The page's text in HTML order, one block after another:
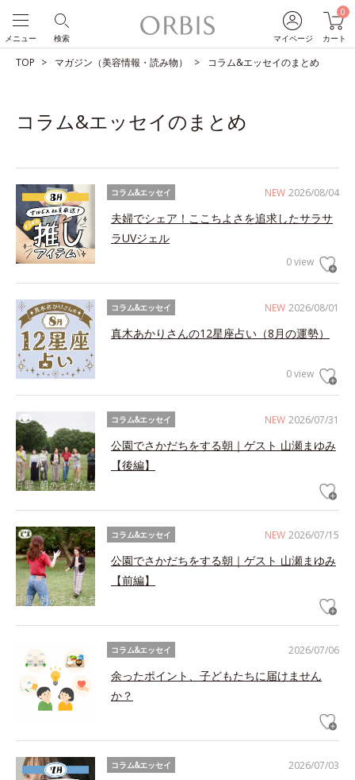
マイページ
0
カート
検索
メニュー
TOP マガジン（美容情報・読み物） コラム&エッセイのまとめ
コラム&エッセイのまとめ
NEW 2026/08/04
コラム&エッセイ
夫婦でシェア！ここちよさを追求したサラサ
ラUVジェル
0 view
NEW 2026/08/01
コラム&エッセイ
真木あかりさんの12星座占い（8月の運勢）
0 view
NEW 2026/07/31
コラム&エッセイ
公園でさかだちをする朝｜ゲスト 山瀬まゆみ
【後編】
NEW 2026/07/15
コラム&エッセイ
公園でさかだちをする朝｜ゲスト 山瀬まゆみ
【前編】
2026/07/06
コラム&エッセイ
余ったポイント、子どもたちに届けません
か？
2026/07/03
コラム&エッセイ